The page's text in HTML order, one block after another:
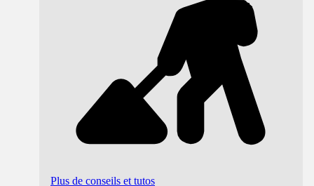
Plus de conseils et tutos